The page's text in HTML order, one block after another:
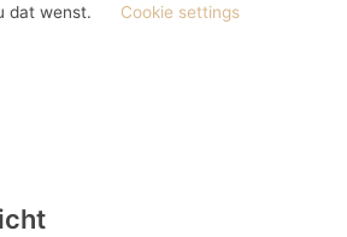
dat wenst.
Cookie settings